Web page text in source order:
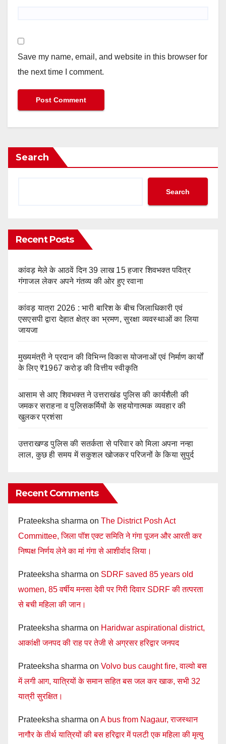
Save my name, email, and website in this browser for
the next time I comment.
Search
Search
Recent Posts
कांवड़ मेले के आठवें दिन 39 लाख 15 हजार शिवभक्त पवित्र
गंगाजल लेकर अपने गंतव्य की ओर हुए रवाना
कांवड़ यात्रा 2026 : भारी बारिश के बीच जिलाधिकारी एवं
एसएसपी द्वारा देहात क्षेत्र का भ्रमण, सुरक्षा व्यवस्थाओं का लिया
जायजा
मुख्यमंत्री ने प्रदान की विभिन्न विकास योजनाओं एवं निर्माण कार्यों
के लिए ₹1967 करोड़ की वित्तीय स्वीकृति
आसाम से आए शिवभक्त ने उत्तराखंड पुलिस की कार्यशैली की
जमकर सराहना व पुलिसकर्मियों के सहयोगात्मक व्यवहार की
खुलकर प्रशंसा
उत्तराखण्ड पुलिस की सतर्कता से परिवार को मिला अपना नन्हा
लाल, कुछ ही समय में सकुशल खोजकर परिजनों के किया सुपुर्द
Recent Comments
Prateeksha sharma on The District Posh Act
Committee, जिला पॉश एक्ट समिति ने गंगा पूजन और आरती कर
निष्पक्ष निर्णय लेने का मां गंगा से आशीर्वाद लिया।
Prateeksha sharma on SDRF saved 85 years old
women, 85 वर्षीय मनसा देवी पर गिरी दिवार SDRF की तत्परता
से बची महिला की जान।
Prateeksha sharma on Haridwar aspirational district,
आकांक्षी जनपद की राह पर तेजी से अग्रसर हरिद्वार जनपद
Prateeksha sharma on Volvo bus caught fire, वाल्वो बस
में लगी आग, यात्रियों के समान सहित बस जल कर खाक, सभी 32
यात्री सुरक्षित।
Prateeksha sharma on A bus from Nagaur, राजस्थान
नागौर के तीर्थ यात्रियों की बस हरिद्वार में पलटी एक महिला की मृत्यु